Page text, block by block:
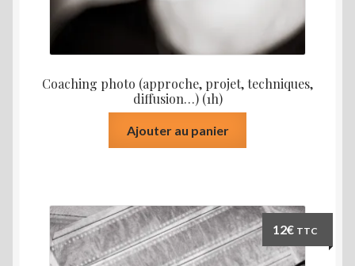
Coaching photo (approche, projet, techniques,
diffusion…) (1h)
Ajouter au panier
12€ TTC